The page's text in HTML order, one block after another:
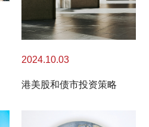
2024.10.03
港美股和债市投资策略